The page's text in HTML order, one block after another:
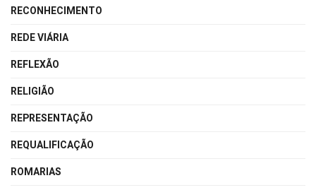
RECONHECIMENTO
REDE VIÁRIA
REFLEXÃO
RELIGIÃO
REPRESENTAÇÃO
REQUALIFICAÇÃO
ROMARIAS